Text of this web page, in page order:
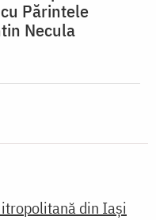
Părintele
Necula
din Iaşi